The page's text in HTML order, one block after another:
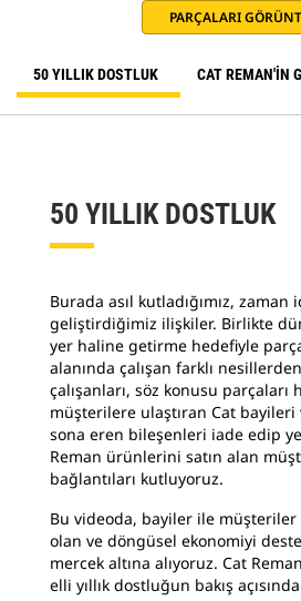
PARÇALARI
50 YILLIK DOSTLUK CAT REMAN'İN
50 YILLIK DOSTLUK
Burada asıl kutladığımız, zaman
geliştirdiğimiz ilişkiler. Birlikte
yer haline getirme hedefiyle
alanında çalışan farklı
çalışanları, söz konusu
müşterilere ulaştıran Cat bayileri
sona eren bileşenleri iade edip
Reman ürünlerini satın alan
bağlantıları kutluyoruz.
Bu videoda, bayiler ile müşteriler
olan ve döngüsel ekonomiyi
mercek altına alıyoruz. Cat
elli yıllık dostluğun bakış